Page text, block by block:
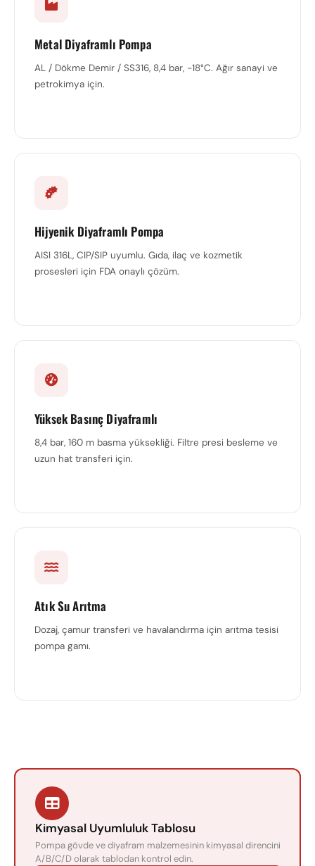
Metal Diyaframlı Pompa
AL / Dökme Demir / SS316, 8,4 bar, −18°C. Ağır sanayi ve
petrokimya için.
Hijyenik Diyaframlı Pompa
AISI 316L, CIP/SIP uyumlu. Gıda, ilaç ve kozmetik
prosesleri için FDA onaylı çözüm.
Yüksek Basınç Diyaframlı
8,4 bar, 160 m basma yüksekliği. Filtre presi besleme ve
uzun hat transferi için.
Atık Su Arıtma
Dozaj, çamur transferi ve havalandırma için arıtma tesisi
pompa gamı.
Kimyasal Uyumluluk Tablosu
Pompa gövde ve diyafram malzemesinin kimyasal direncini
A/B/C/D olarak tablodan kontrol edin.